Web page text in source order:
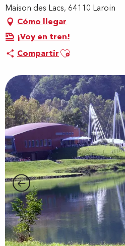
Maison des Lacs, 64110 Laroin
Cómo llegar
¡Voy en tren!
CompartirAjouter aux favoris